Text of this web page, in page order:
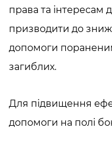
права та
призводити до
допомоги пораненим
загиблих.
Для підвищення
допомоги на полі